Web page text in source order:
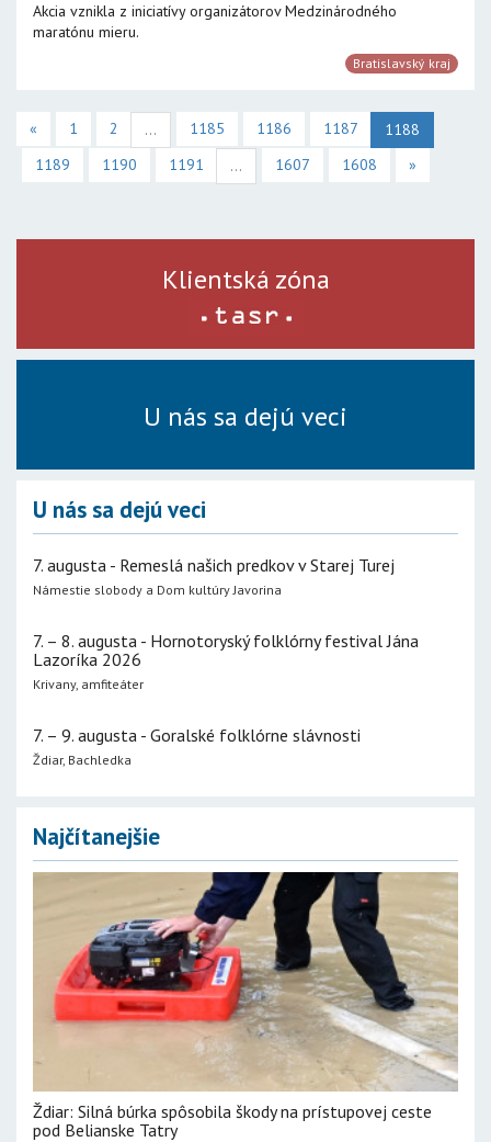
Akcia vznikla z iniciatívy organizátorov Medzinárodného
maratónu mieru.
Bratislavský kraj
« 1 2 ... 1185 1186 1187
1188
1189
1190 1191 ... 1607 1608 »
Klientská zóna
U nás sa dejú veci
U nás sa dejú veci
7. augusta - Remeslá našich predkov v Starej Turej
Námestie slobody a Dom kultúry Javorina
7. – 8. augusta - Hornotoryský folklórny festival Jána
Lazoríka 2026
Krivany, amfiteáter
7. – 9. augusta - Goralské folklórne slávnosti
Ždiar, Bachledka
Najčítanejšie
Ždiar: Silná búrka spôsobila škody na prístupovej ceste
pod Belianske Tatry